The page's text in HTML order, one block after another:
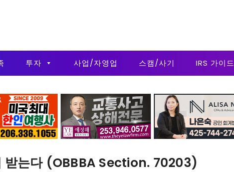
투자 사업/자영업 스캠/사기 IRS 가이드
받는다 (OBBBA Section. 70203)